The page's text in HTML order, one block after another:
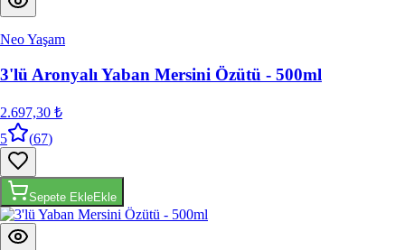
Neo Yaşam
3'lü Aronyalı Yaban Mersini Özütü - 500ml
2.697,30 ₺
5
(67)
Sepete EkleEkle